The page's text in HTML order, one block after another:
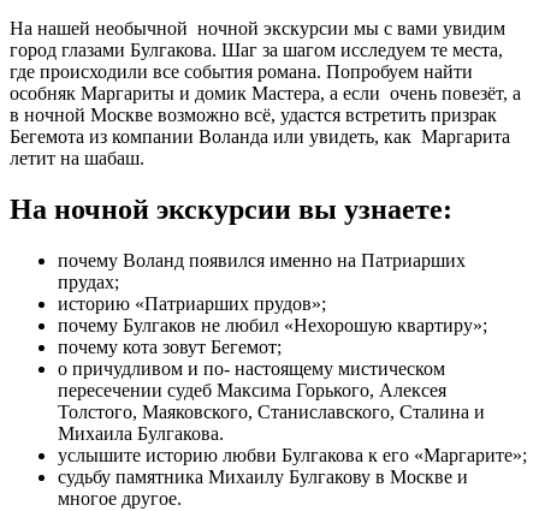
На нашей необычной ночной экскурсии мы с вами увидим
город глазами Булгакова. Шаг за шагом исследуем те места,
где происходили все события романа. Попробуем найти
особняк Маргариты и домик Мастера, а если очень повезёт, а
в ночной Москве возможно всё, удастся встретить призрак
Бегемота из компании Воланда или увидеть, как Маргарита
летит на шабаш.
На ночной экскурсии вы узнаете:
почему Воланд появился именно на Патриарших
прудах;
историю «Патриарших прудов»;
почему Булгаков не любил «Нехорошую квартиру»;
почему кота зовут Бегемот;
о причудливом и по- настоящему мистическом
пересечении судеб Максима Горького, Алексея
Толстого, Маяковского, Станиславского, Сталина и
Михаила Булгакова.
услышите историю любви Булгакова к его «Маргарите»;
судьбу памятника Михаилу Булгакову в Москве и
многое другое.